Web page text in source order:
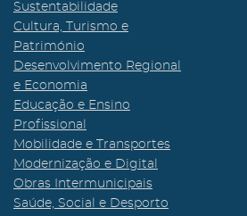
Sustentabilidade
Cultura, Turismo e
Património
Desenvolvimento Regional
e Economia
Educação e Ensino
Profissional
Mobilidade e Transportes
Modernização e Digital
Obras Intermunicipais
Saúde, Social e Desporto